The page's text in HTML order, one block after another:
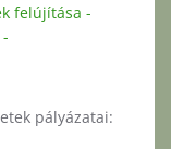
felújítása -
pályázatai: